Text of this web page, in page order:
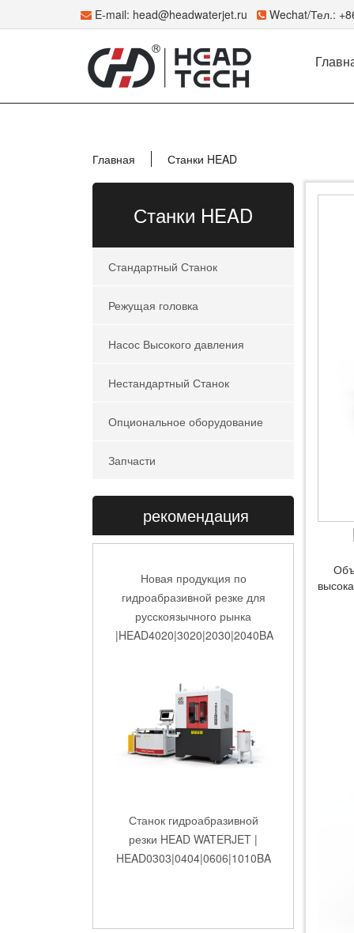
E-mail: head@headwaterjet.ru Wechat/Тел.:
Главная Станки HEAD
Станки HEAD
Стандартный Станок
Режущая головка
Насос Высокого давления
Нестандартный Станок
Опциональное оборудование
Запчасти
рекомендация
Станок гидроабразивной
резки HEAD WATERJET |
HEAD0303|0404|0606|1010BA